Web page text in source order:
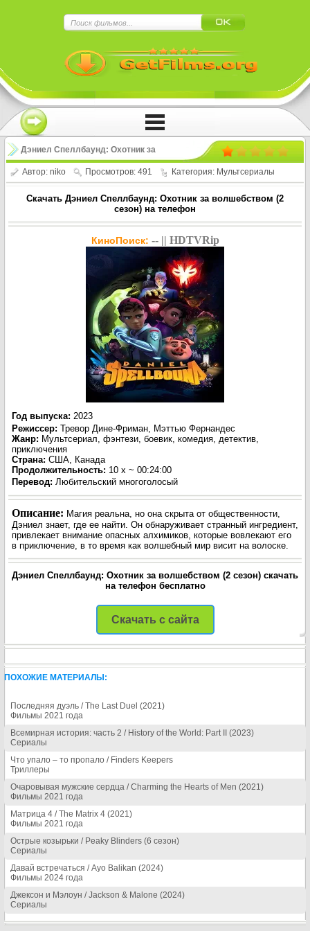
Дэниел Спеллбаунд: Охотник за
волшебством / Daniel Spellbound (2
сезон)
Автор: niko Просмотров: 491 Категория: Мультсериалы
Скачать Дэниел Спеллбаунд: Охотник за волшебством (2
сезон) на телефон
КиноПоиск: -- || HDTVRip
Год выпуска: 2023
Режиссер: Тревор Дине-Фриман, Мэттью Фернандес
Жанр: Мультсериал, фэнтези, боевик, комедия, детектив,
приключения
Страна: США, Канада
Продолжительность: 10 x ~ 00:24:00
Перевод: Любительский многоголосый
Описание: Магия реальна, но она скрыта от общественности,
Дэниел знает, где ее найти. Он обнаруживает странный ингредиент,
привлекает внимание опасных алхимиков, которые вовлекают его
в приключение, в то время как волшебный мир висит на волоске.
Дэниел Спеллбаунд: Охотник за волшебством (2 сезон) скачать
на телефон бесплатно
Нажмите на
!!!Если Вы с телефона сперва нажмите на
троеточие в правом верхнем углу!!!
Скачать с сайта
ПОХОЖИЕ МАТЕРИАЛЫ:
Последняя дуэль / The Last Duel (2021)
Фильмы 2021 года
Всемирная история: часть 2 / History of the World: Part II (2023)
Сериалы
Что упало – то пропало / Finders Keepers
Триллеры
Очаровывая мужские сердца / Charming the Hearts of Men (2021)
Фильмы 2021 года
Матрица 4 / The Matrix 4 (2021)
Фильмы 2021 года
Острые козырьки / Peaky Blinders (6 сезон)
Сериалы
Давай встречаться / Ayo Balikan (2024)
Фильмы 2024 года
Джексон и Мэлоун / Jackson & Malone (2024)
Сериалы